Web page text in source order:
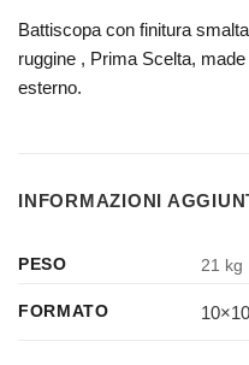
Battiscopa con finitura
ruggine , Prima Scelta,
esterno.
INFORMAZIONI
PESO 21 kg
FORMATO